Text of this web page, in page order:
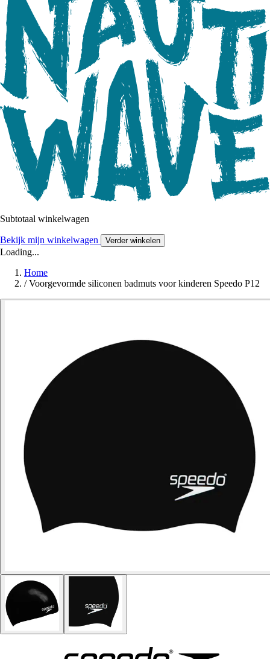
Subtotaal winkelwagen
Bekijk mijn winkelwagen Verder winkelen
Loading...
Home
/ Voorgevormde siliconen badmuts voor kinderen Speedo P12